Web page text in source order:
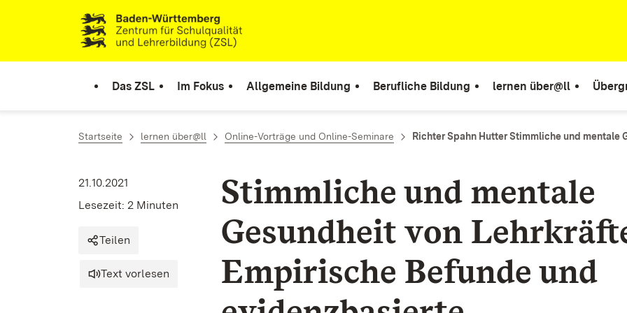
Zum Inhalt springen
Link zur Startseite
Das ZSL Im Fokus Allgemeine Bildung Berufliche Bildung lernen über@ll
Startseite lernen über@ll Online-Vorträge und Online-Seminare Richter Spahn Hutter Stimmliche und mentale
Stimmliche und mentale
Gesundheit von
Empirische Befunde und
21.10.2021
Lesezeit: 2 Minuten
Teilen
Text vorlesen